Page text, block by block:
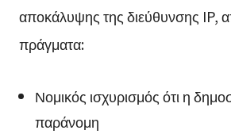
αποκάλυψης της διεύθυνσης IP,
πράγματα:
Νομικός ισχυρισμός ότι η
παράνομη